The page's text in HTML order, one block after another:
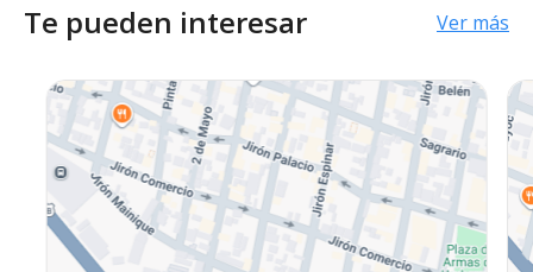
Te pueden interesar Ver más